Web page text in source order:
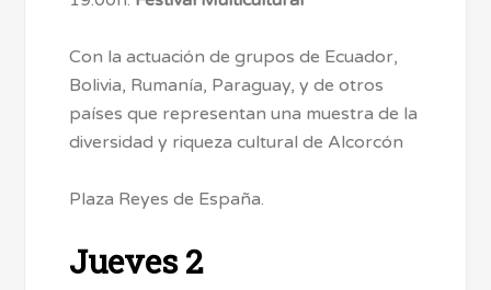
Con la actuación de grupos de Ecuador,
Bolivia, Rumanía, Paraguay, y de otros
países que representan una muestra de la
diversidad y riqueza cultural de Alcorcón
Plaza Reyes de España.
Jueves 2